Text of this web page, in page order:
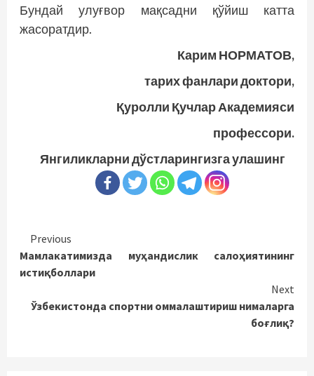
Бундай улуғвор мақсадни қўйиш катта
жасоратдир.
Карим НОРМАТОВ,
тарих фанлари доктори,
Қуролли Қучлар Академияси
профессори.
Янгиликларни дўстларингизга улашинг
Continue
Reading
Previous
Мамлакатимизда муҳандислик салоҳиятининг
истиқболлари
Next
Ўзбекистонда спортни оммалаштириш нималарга
боғлиқ?